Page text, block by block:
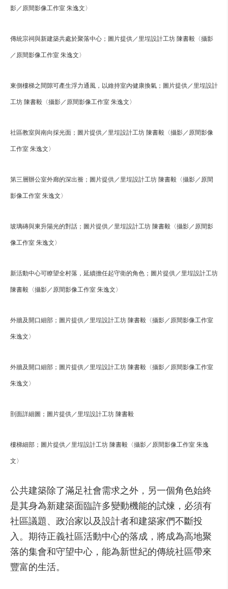
影／原間影像工作室 朱逸文〉
傳統宗祠與新建築共處於聚落中心；圖片提供／里埕設計工坊 陳書毅〈攝影
／原間影像工作室 朱逸文〉
東側樓梯之間隙可產生浮力通風，以維持室內健康換氣；圖片提供／里埕設計
工坊 陳書毅〈攝影／原間影像工作室 朱逸文〉
社區教室與南向採光面；圖片提供／里埕設計工坊 陳書毅〈攝影／原間影像
工作室 朱逸文〉
第三層辦公室外廊的深出簷；圖片提供／里埕設計工坊 陳書毅〈攝影／原間
影像工作室 朱逸文〉
玻璃磚與東升陽光的對話；圖片提供／里埕設計工坊 陳書毅〈攝影／原間影
像工作室 朱逸文〉
新活動中心可瞭望全村落，延續擔任起守衛的角色；圖片提供／里埕設計工坊
陳書毅〈攝影／原間影像工作室 朱逸文〉
外牆及開口細部；圖片提供／里埕設計工坊 陳書毅〈攝影／原間影像工作室
朱逸文〉
外牆及開口細部；圖片提供／里埕設計工坊 陳書毅〈攝影／原間影像工作室
朱逸文〉
剖面詳細圖；圖片提供／里埕設計工坊 陳書毅
樓梯細部；圖片提供／里埕設計工坊 陳書毅〈攝影／原間影像工作室 朱逸
文〉
公共建築除了滿足社會需求之外，另一個角色始終
是其身為新建築面臨許多變動機能的試煉，必須有
社區議題、政治家以及設計者和建築家們不斷投
入。期待正義社區活動中心的落成，將成為高地聚
落的集會和守望中心，能為新世紀的傳統社區帶來
豐富的生活。